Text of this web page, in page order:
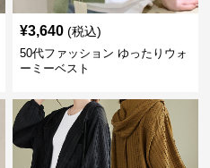
¥3,640 (税込)
50代ファッション ゆったりウォ
ーミーベスト